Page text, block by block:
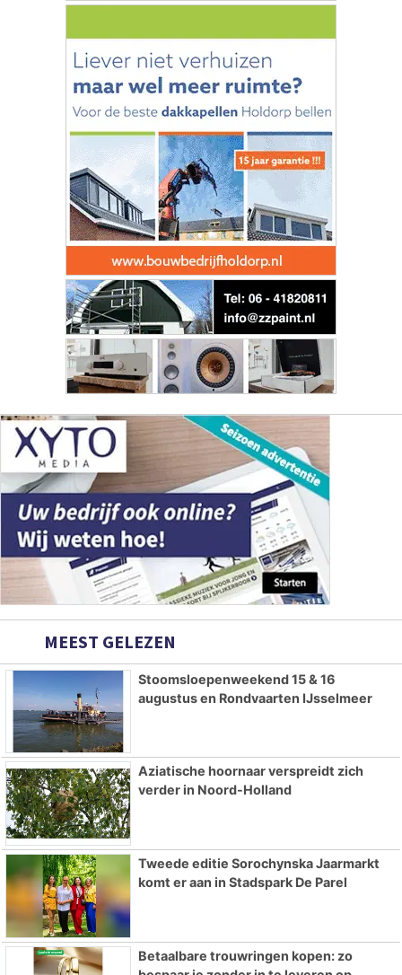
MEEST GELEZEN
Stoomsloepenweekend 15 & 16
augustus en Rondvaarten IJsselmeer
Aziatische hoornaar verspreidt zich
verder in Noord-Holland
Tweede editie Sorochynska Jaarmarkt
komt er aan in Stadspark De Parel
Betaalbare trouwringen kopen: zo